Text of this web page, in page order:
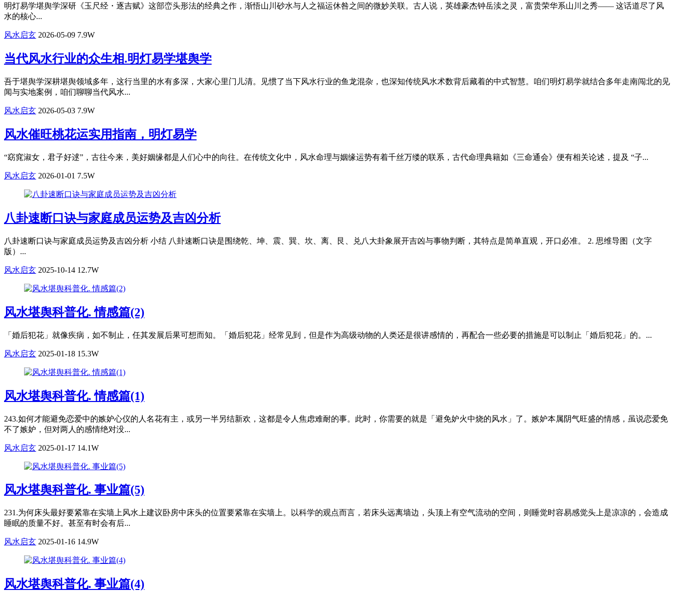
​明灯易学堪舆学深研《玉尺经・逐吉赋》这部峦头形法的经典之作，渐悟山川砂水与人之福运休咎之间的微妙关联。古人说，英雄豪杰钟岳渎之灵，富贵荣华系山川之秀—— 这话道尽了风
水的核心...
风水启玄 2026-05-09 7.9W
当代风水行业的众生相.明灯易学堪舆学
吾于堪舆学深耕堪舆领域多年，这行当里的水有多深，大家心里门儿清。见惯了当下风水行业的鱼龙混杂，也深知传统风水术数背后藏着的中式智慧。咱们明灯易学就结合多年走南闯北的见
闻与实地案例，咱们聊聊当代风水...
风水启玄 2026-05-03 7.9W
风水催旺桃花运实用指南，明灯易学
“窈窕淑女，君子好逑”，古往今来，美好姻缘都是人们心中的向往。在传统文化中，风水命理与姻缘运势有着千丝万缕的联系，古代命理典籍如《三命通会》便有相关论述，提及 “子...
风水启玄 2026-01-01 7.5W
八卦速断口诀与家庭成员运势及吉凶分析
八卦速断口诀与家庭成员运势及吉凶分析 小结 八卦速断口诀是围绕乾、坤、震、巽、坎、离、艮、兑八大卦象展开吉凶与事物判断，其特点是简单直观，开口必准。 2. 思维导图（文字
版）...
风水启玄 2025-10-14 12.7W
风水堪舆科普化. 情感篇(2)
「婚后犯花」就像疾病，如不制止，任其发展后果可想而知。「婚后犯花」经常见到，但是作为高级动物的人类还是很讲感情的，再配合一些必要的措施是可以制止「婚后犯花」的。...
风水启玄 2025-01-18 15.3W
风水堪舆科普化. 情感篇(1)
243.如何才能避免恋爱中的嫉妒心仪的人名花有主，或另一半另结新欢，这都是令人焦虑难耐的事。此时，你需要的就是「避免妒火中烧的风水」了。嫉妒本属阴气旺盛的情感，虽说恋爱免
不了嫉妒，但对两人的感情绝对没...
风水启玄 2025-01-17 14.1W
风水堪舆科普化. 事业篇(5)
231.为何床头最好要紧靠在实墙上风水上建议卧房中床头的位置要紧靠在实墙上。以科学的观点而言，若床头远离墙边，头顶上有空气流动的空间，则睡觉时容易感觉头上是凉凉的，会造成
睡眠的质量不好。甚至有时会有后...
风水启玄 2025-01-16 14.9W
风水堪舆科普化. 事业篇(4)